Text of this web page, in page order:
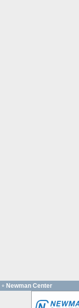
Newman Center